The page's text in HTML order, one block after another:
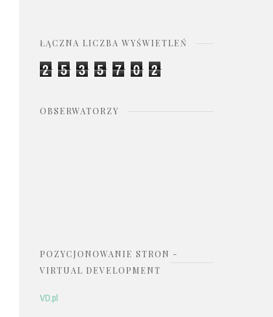
ŁĄCZNA LICZBA WYŚWIETLEŃ
2 5 3 5 7 0 2
OBSERWATORZY
POZYCJONOWANIE STRON -
VIRTUAL DEVELOPMENT
VD.pl